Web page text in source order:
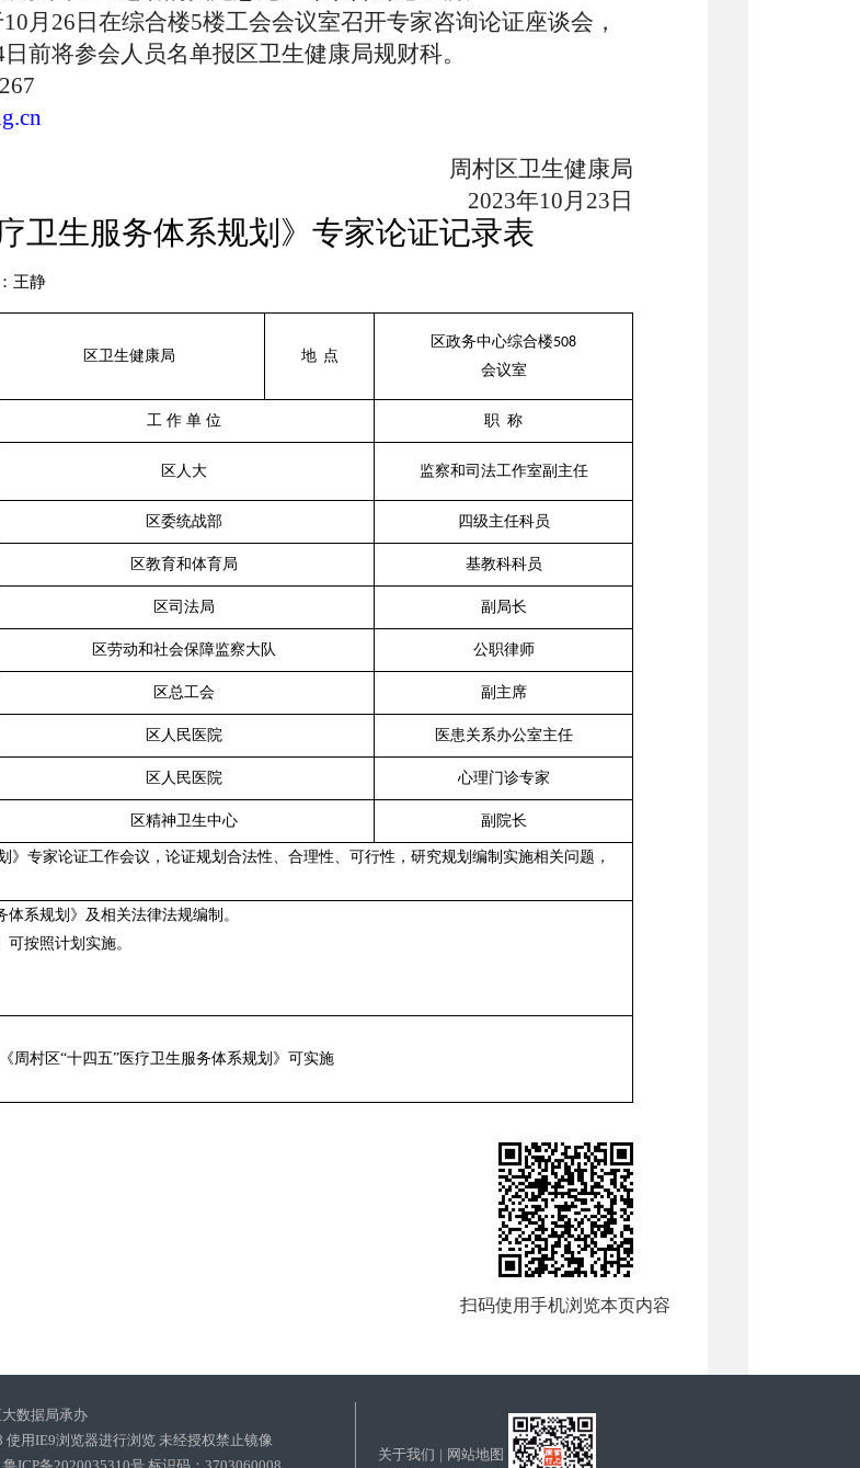
10月26日在综合楼5楼工会会议室召开专家咨询论证座谈会，
前将参会人员名单报区卫生健康局规财科。
周村区卫生健康局
2023年10月23日
卫生服务体系规划》 专家论证记录表
王静
区卫生健康局 地 点
区政务中心综合楼508
会议室
工 作 单 位 职 称
区人大 监察和司法工作室副主任
区委统战部 四级主任科员
区教育和体育局 基教科科员
区司法局 副局长
区劳动和社会保障监察大队 公职律师
区总工会 副主席
区人民医院 医患关系办公室主任
区人民医院 心理门诊专家
区精神卫生中心 副院长
》专家论证工作会议，论证规划合法性、合理性、可行性，研究规划编制实施相关问题，
系规划》及相关法律法规编制。
可按照计划实施。
《周村区“十四五”医疗卫生服务体系规划》可实施
扫码使用手机浏览本页内容
数据局承办
用IE9浏览器进行浏览 未经授权禁止镜像
关于我们 | 网站地图